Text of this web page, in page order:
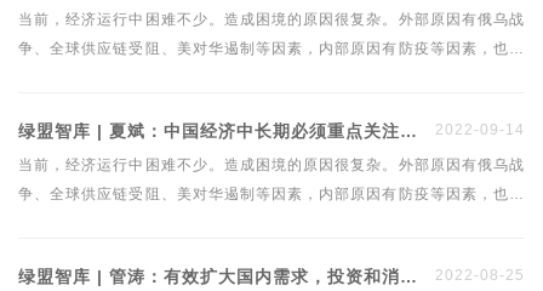
当前，经济运行中困难不少。造成困境的原因很复杂。外部原因有俄乌战
争、全球供应链受阻、美对华遏制等因素，内部原因有防疫等因素，也有
的因素。
绿盟智库 | 夏斌：中国经济中长期必须重点关注三大问题 2022-09-14
当前，经济运行中困难不少。造成困境的原因很复杂。外部原因有俄乌战
争、全球供应链受阻、美对华遏制等因素，内部原因有防疫等因素，也有
的因素。
绿盟智库 | 管涛：有效扩大国内需求，投资和消费一个都不能少 2022-08-25